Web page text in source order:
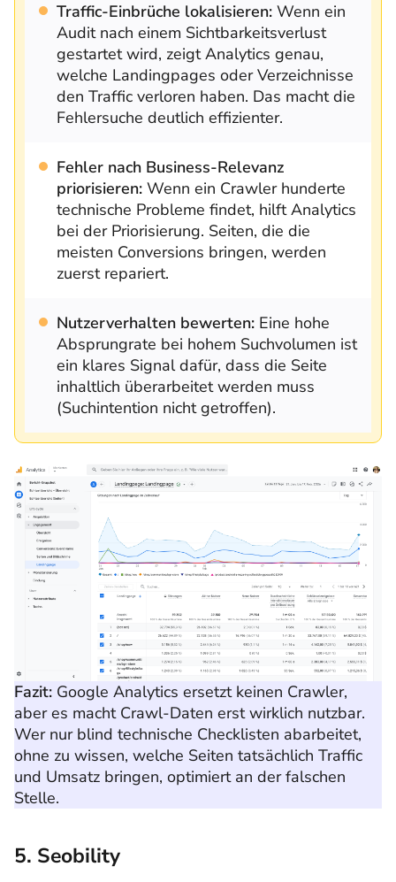
Traffic-Einbrüche lokalisieren: Wenn ein
Audit nach einem Sichtbarkeitsverlust
gestartet wird, zeigt Analytics genau,
welche Landingpages oder Verzeichnisse
den Traffic verloren haben. Das macht die
Fehlersuche deutlich effizienter.
Fehler nach Business-Relevanz
priorisieren: Wenn ein Crawler hunderte
technische Probleme findet, hilft Analytics
bei der Priorisierung. Seiten, die die
meisten Conversions bringen, werden
zuerst repariert.
Nutzerverhalten bewerten: Eine hohe
Absprungrate bei hohem Suchvolumen ist
ein klares Signal dafür, dass die Seite
inhaltlich überarbeitet werden muss
(Suchintention nicht getroffen).
Fazit: Google Analytics ersetzt keinen Crawler,
aber es macht Crawl-Daten erst wirklich nutzbar.
Wer nur blind technische Checklisten abarbeitet,
ohne zu wissen, welche Seiten tatsächlich Traffic
und Umsatz bringen, optimiert an der falschen
Stelle.
5. Seobility